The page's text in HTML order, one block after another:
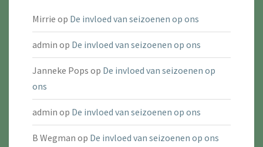
Mirrie op De invloed van seizoenen op ons
admin op De invloed van seizoenen op ons
Janneke Pops op De invloed van seizoenen op
ons
admin op De invloed van seizoenen op ons
B Wegman op De invloed van seizoenen op ons